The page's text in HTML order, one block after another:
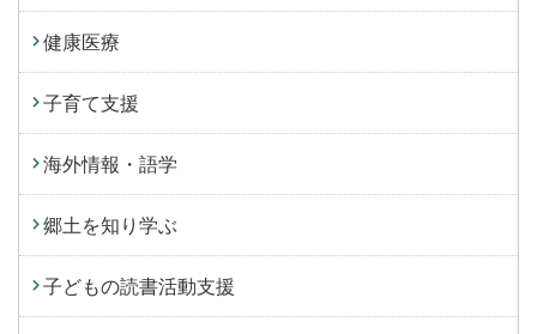
健康医療
子育て支援
海外情報・語学
郷土を知り学ぶ
子どもの読書活動支援